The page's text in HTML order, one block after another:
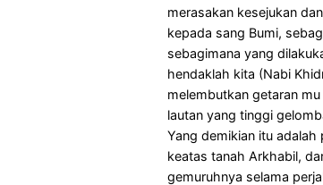
merasakan kesejukan
kepada sang Bumi,
sebagimana yang
hendaklah kita (Nabi
melembutkan getaran
lautan yang tinggi
Yang demikian itu adalah
keatas tanah Arkhabil,
gemuruhnya selama